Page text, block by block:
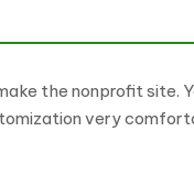
the nonprofit site.
very